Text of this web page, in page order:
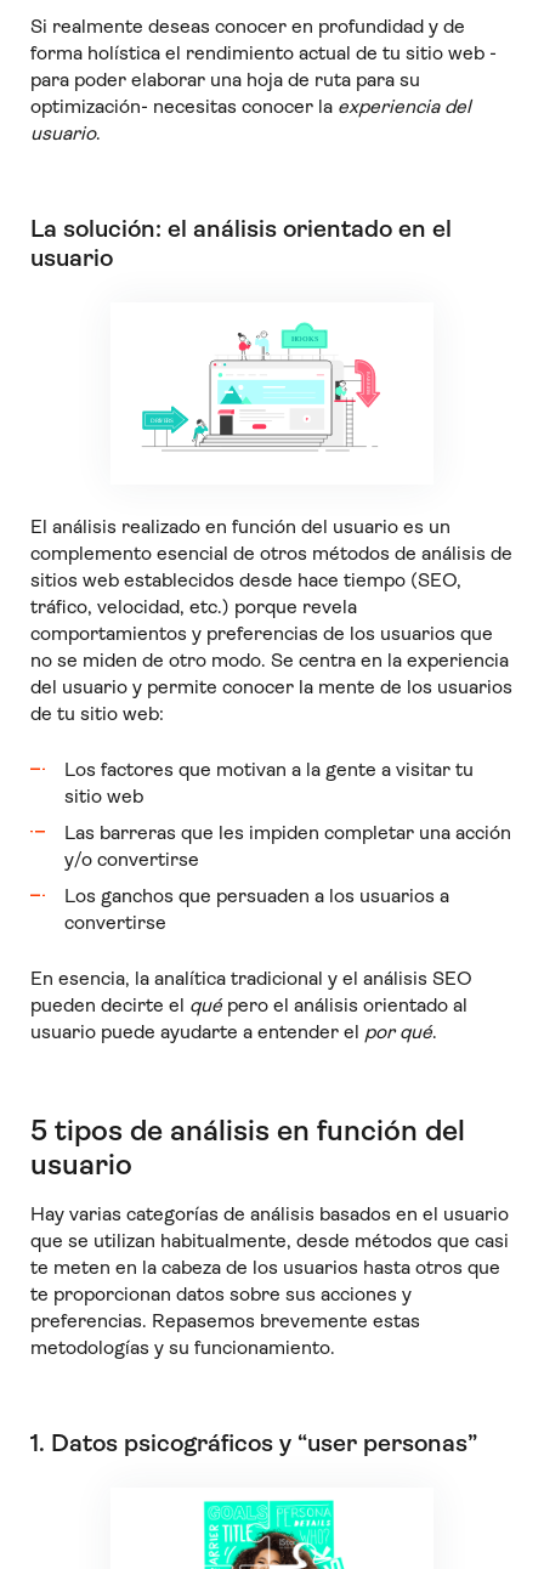
Si realmente deseas conocer en profundidad y de
forma holística el rendimiento actual de tu sitio web -
para poder elaborar una hoja de ruta para su
optimización- necesitas conocer la experiencia del
usuario.
La solución: el análisis orientado en el
usuario
El análisis realizado en función del usuario es un
complemento esencial de otros métodos de análisis de
sitios web establecidos desde hace tiempo (SEO,
tráfico, velocidad, etc.) porque revela
comportamientos y preferencias de los usuarios que
no se miden de otro modo. Se centra en la experiencia
del usuario y permite conocer la mente de los usuarios
de tu sitio web:
Los factores que motivan a la gente a visitar tu
sitio web
Las barreras que les impiden completar una acción
y/o convertirse
Los ganchos que persuaden a los usuarios a
convertirse
En esencia, la analítica tradicional y el análisis SEO
pueden decirte el qué pero el análisis orientado al
usuario puede ayudarte a entender el por qué.
5 tipos de análisis en función del
usuario
Hay varias categorías de análisis basados en el usuario
que se utilizan habitualmente, desde métodos que casi
te meten en la cabeza de los usuarios hasta otros que
te proporcionan datos sobre sus acciones y
preferencias. Repasemos brevemente estas
metodologías y su funcionamiento.
1. Datos psicográficos y “user personas”